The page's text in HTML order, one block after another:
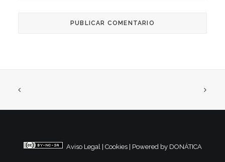
Aviso Legal Cookies Powered by DONÁTICA